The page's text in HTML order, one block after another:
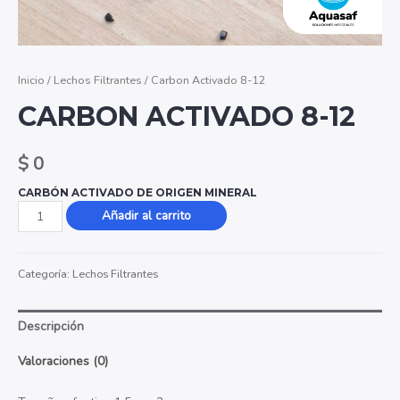
Inicio / Lechos Filtrantes / Carbon Activado 8-12
CARBON ACTIVADO 8-12
$ 0
CARBÓN ACTIVADO DE ORIGEN MINERAL
Carbon
Activado
12
Añadir al carrito
Categoría: Lechos Filtrantes
Descripción
Valoraciones (0)